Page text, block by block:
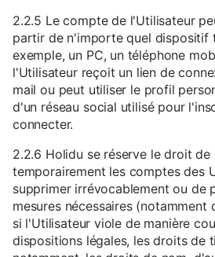
2.2.5 Le compte de l'Utilisateur
partir de n'importe quel dispositif
exemple, un PC, un téléphone
l'Utilisateur reçoit un lien de
mail ou peut utiliser le profil
d'un réseau social utilisé pour
connecter.
2.2.6 Holidu se réserve le droit de
temporairement les comptes des
supprimer irrévocablement ou de
mesures nécessaires (notamment
si l'Utilisateur viole de manière
dispositions légales, les droits de